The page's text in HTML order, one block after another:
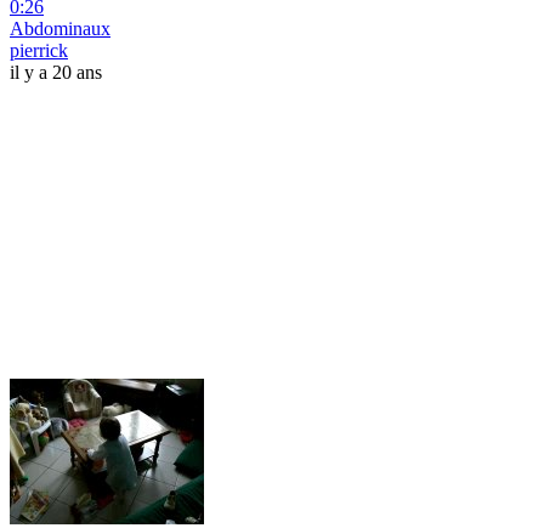
0:26
Abdominaux
pierrick
il y a 20 ans